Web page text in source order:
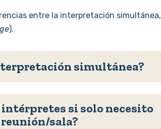
entre la interpretación simultánea,
).
simultánea?
intérpretes si solo necesito
sala?